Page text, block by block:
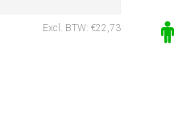
Excl. BTW: €22,73